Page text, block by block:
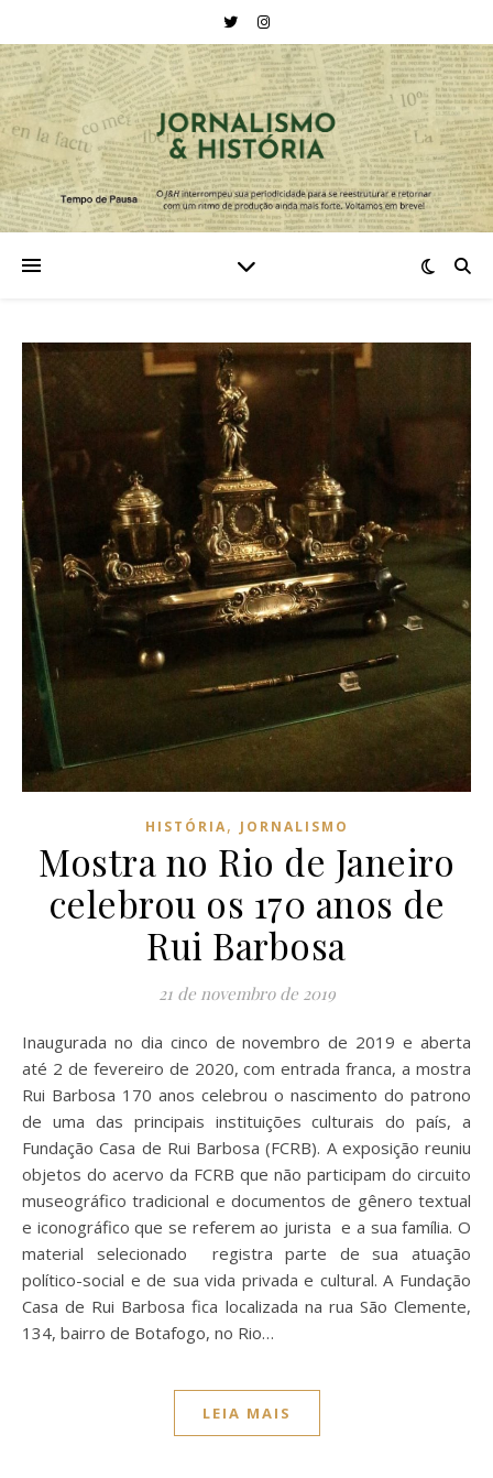
HISTÓRIA, JORNALISMO
Mostra no Rio de Janeiro
celebrou os 170 anos de
Rui Barbosa
21 de novembro de 2019
Inaugurada no dia cinco de novembro de 2019 e aberta
até 2 de fevereiro de 2020, com entrada franca, a mostra
Rui Barbosa 170 anos celebrou o nascimento do patrono
de uma das principais instituições culturais do país, a
Fundação Casa de Rui Barbosa (FCRB). A exposição reuniu
objetos do acervo da FCRB que não participam do circuito
museográfico tradicional e documentos de gênero textual
e iconográfico que se referem ao jurista e a sua família. O
material selecionado registra parte de sua atuação
político-social e de sua vida privada e cultural. A Fundação
Casa de Rui Barbosa fica localizada na rua São Clemente,
134, bairro de Botafogo, no Rio…
LEIA MAIS